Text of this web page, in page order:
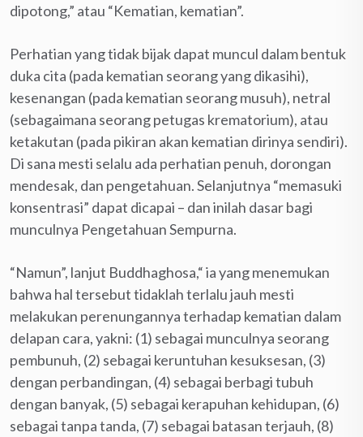
dipotong,” atau “Kematian, kematian”.
Perhatian yang tidak bijak dapat muncul dalam bentuk
duka cita (pada kematian seorang yang dikasihi),
kesenangan (pada kematian seorang musuh), netral
(sebagaimana seorang petugas krematorium), atau
ketakutan (pada pikiran akan kematian dirinya sendiri).
Di sana mesti selalu ada perhatian penuh, dorongan
mendesak, dan pengetahuan. Selanjutnya “memasuki
konsentrasi” dapat dicapai – dan inilah dasar bagi
munculnya Pengetahuan Sempurna.
“Namun”, lanjut Buddhaghosa,“ ia yang menemukan
bahwa hal tersebut tidaklah terlalu jauh mesti
melakukan perenungannya terhadap kematian dalam
delapan cara, yakni: (1) sebagai munculnya seorang
pembunuh, (2) sebagai keruntuhan kesuksesan, (3)
dengan perbandingan, (4) sebagai berbagi tubuh
dengan banyak, (5) sebagai kerapuhan kehidupan, (6)
sebagai tanpa tanda, (7) sebagai batasan terjauh, (8)